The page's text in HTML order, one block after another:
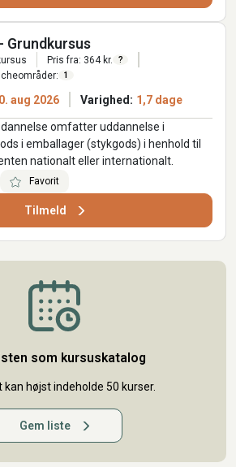
Grundkursus
Pris fra: 364 kr. ?
1
aug 2026 Varighed: 1,7 dage
omfatter uddannelse i
i emballager (stykgods) i henhold til
nationalt eller internationalt.
Favorit
Tilmeld
som kursuskatalog
kan højst indeholde 50 kurser.
Gem liste